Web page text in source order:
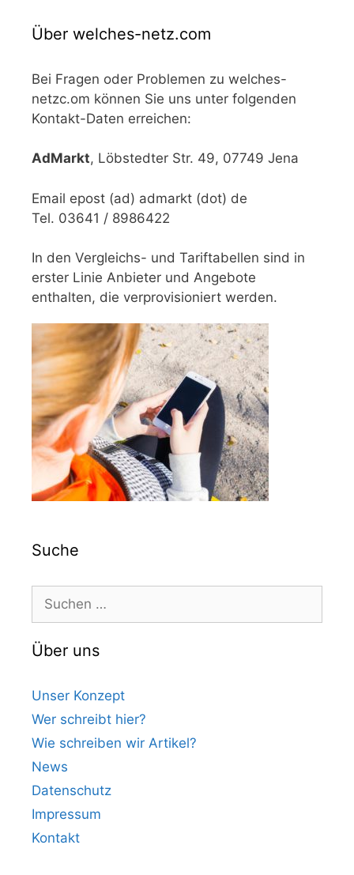
Über welches-netz.com
Bei Fragen oder Problemen zu welches-
netzc.om können Sie uns unter folgenden
Kontakt-Daten erreichen:
AdMarkt, Löbstedter Str. 49, 07749 Jena
Email epost (ad) admarkt (dot) de
Tel. 03641 / 8986422
In den Vergleichs- und Tariftabellen sind in
erster Linie Anbieter und Angebote
enthalten, die verprovisioniert werden.
Suche
Suchen
nach:
Über uns
Unser Konzept
Wer schreibt hier?
Wie schreiben wir Artikel?
News
Datenschutz
Impressum
Kontakt